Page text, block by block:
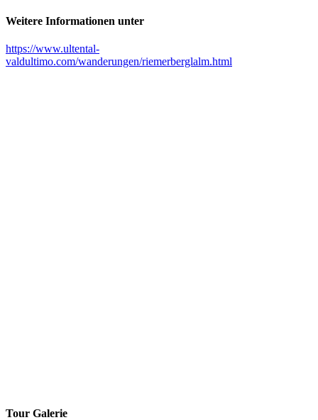
Weitere Informationen unter
https://www.ultental-
valdultimo.com/wanderungen/riemerberglalm.html
Tour Galerie